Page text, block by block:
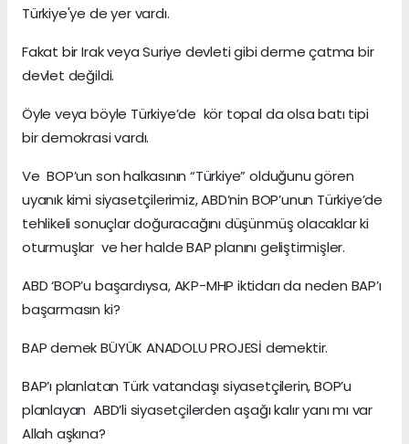
Türkiye'ye de yer vardı.
Fakat bir Irak veya Suriye devleti gibi derme çatma bir
devlet değildi.
Öyle veya böyle Türkiye’de kör topal da olsa batı tipi
bir demokrasi vardı.
Ve BOP’un son halkasının “Türkiye” olduğunu gören
uyanık kimi siyasetçilerimiz, ABD’nin BOP’unun Türkiye’de
tehlikeli sonuçlar doğuracağını düşünmüş olacaklar ki
oturmuşlar ve her halde BAP planını geliştirmişler.
ABD ‘BOP’u başardıysa, AKP-MHP iktidarı da neden BAP’ı
başarmasın ki?
BAP demek BÜYÜK ANADOLU PROJESİ demektir.
BAP’ı planlatan Türk vatandaşı siyasetçilerin, BOP’u
planlayan ABD’li siyasetçilerden aşağı kalır yanı mı var
Allah aşkına?